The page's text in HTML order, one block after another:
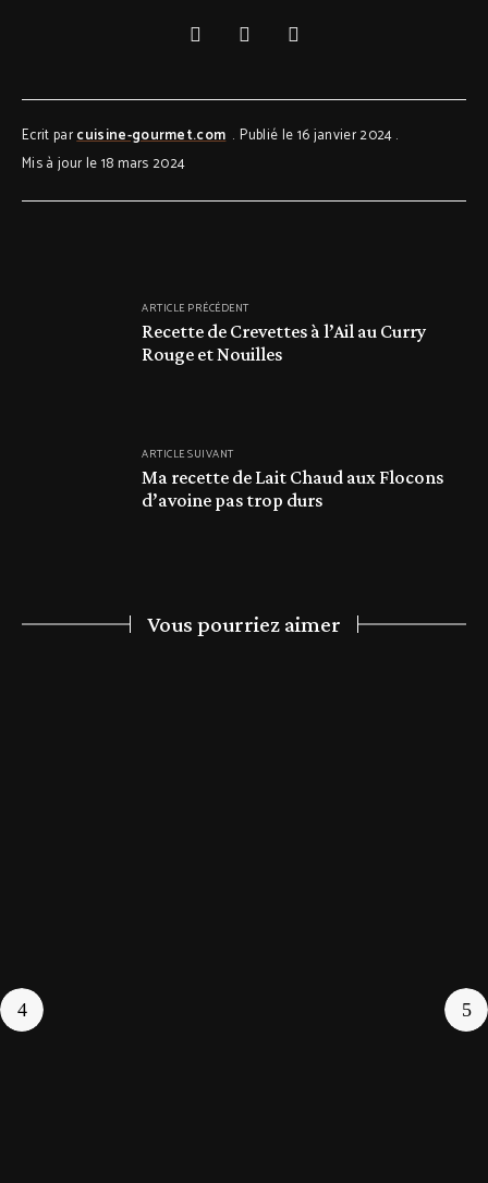
Ecrit parcuisine-gourmet.com
Publié le 16 janvier 2024
Mis à jour le 18 mars 2024
ARTICLE PRÉCÉDENT
Recette de Crevettes à l’Ail au Curry
Rouge et Nouilles
ARTICLE SUIVANT
Ma recette de Lait Chaud aux Flocons
d’avoine pas trop durs
Vous pourriez aimer